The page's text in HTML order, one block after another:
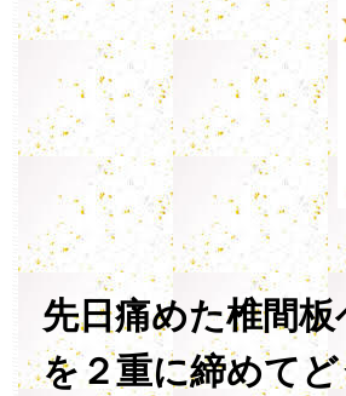
先日痛めた椎間
を２重に締めて